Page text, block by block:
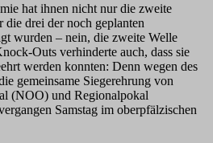
hat ihnen nicht nur die zweite
die drei der noch geplanten
wurden – nein, die zweite Welle
Outs verhinderte auch, dass sie
werden konnten: Denn wegen des
gemeinsame Siegerehrung von
(NOO) und Regionalpokal
Samstag im oberpfälzischen